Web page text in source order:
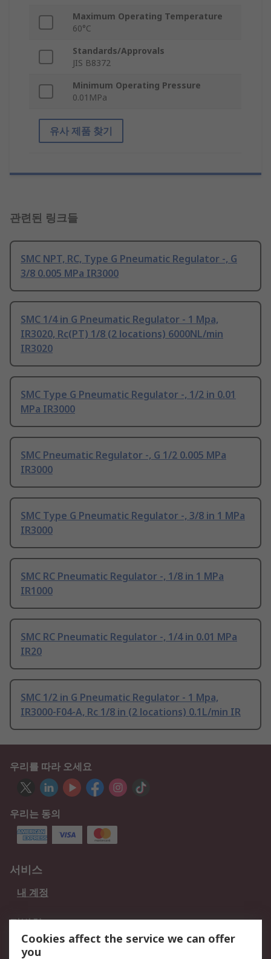
Maximum Operating Temperature
60°C
Standards/Approvals
JIS B8372
Minimum Operating Pressure
0.01MPa
유사 제품 찾기
관련된 링크들
SMC NPT, RC, Type G Pneumatic Regulator -, G
3/8 0.005 MPa IR3000
SMC 1/4 in G Pneumatic Regulator - 1 Mpa,
IR3020, Rc(PT) 1/8 (2 locations) 6000NL/min
IR3020
SMC Type G Pneumatic Regulator -, 1/2 in 0.01
MPa IR3000
SMC Pneumatic Regulator -, G 1/2 0.005 MPa
IR3000
SMC Type G Pneumatic Regulator -, 3/8 in 1 MPa
IR3000
SMC RC Pneumatic Regulator -, 1/8 in 1 MPa
IR1000
SMC RC Pneumatic Regulator -, 1/4 in 0.01 MPa
IR20
SMC 1/2 in G Pneumatic Regulator - 1 Mpa,
IR3000-F04-A, Rc 1/8 in (2 locations) 0.1L/min IR
우리를 따라 오세요
우리는 동의
서비스
내 계정
적법한
개인 정보 보호 정책
데이터 보호
Cookies affect the service we can offer
you